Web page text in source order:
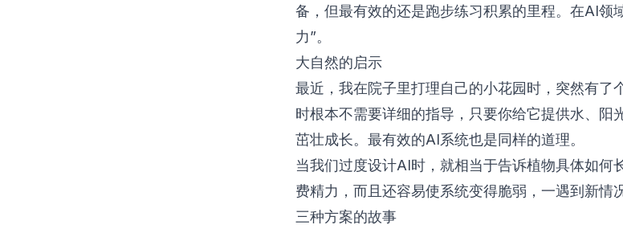
备，但最有效的还是跑步练习积累的里程。在AI领
力”。
大自然的启示
最近，我在院子里打理自己的小花园时，突然有了
时根本不需要详细的指导，只要你给它提供水、阳
茁壮成长。最有效的AI系统也是同样的道理。
当我们过度设计AI时，就相当于告诉植物具体如何
费精力，而且还容易使系统变得脆弱，一遇到新情
三种方案的故事